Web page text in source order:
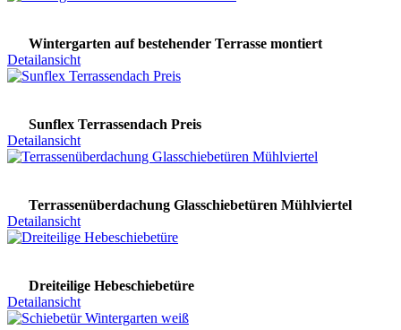
Wintergarten auf bestehender Terrasse montiert
Detailansicht
Sunflex Terrassendach Preis
Detailansicht
Terrassenüberdachung Glasschiebetüren Mühlviertel
Detailansicht
Dreiteilige Hebeschiebetüre
Detailansicht